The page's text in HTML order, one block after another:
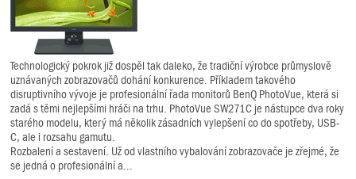
Technologický pokrok již dospěl tak daleko, že tradiční výrobce průmyslově
uznávaných zobrazovačů dohání konkurence. Příkladem takového
disruptivního vývoje je profesionální řada monitorů BenQ PhotoVue, která si
zadá s těmi nejlepšími hráči na trhu. PhotoVue SW271C je nástupce dva roky
starého modelu, který má několik zásadních vylepšení co do spotřeby, USB-
C, ale i rozsahu gamutu.
Rozbalení a sestavení. Už od vlastního vybalování zobrazovače je zřejmé, že
se jedná o profesionální a...